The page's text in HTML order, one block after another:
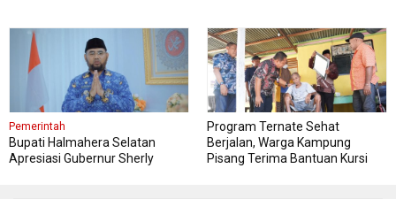
Pemerintah
Bupati Halmahera Selatan
Apresiasi Gubernur Sherly
Program Ternate Sehat
Berjalan, Warga Kampung
Pisang Terima Bantuan Kursi